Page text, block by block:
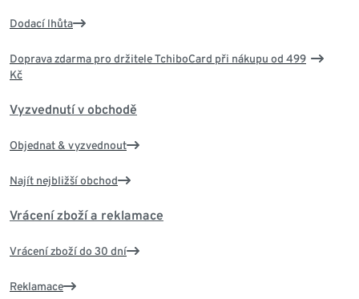
Dodací lhůta
Doprava zdarma pro držitele TchiboCard při nákupu od 499
Kč
Vyzvednutí v obchodě
Objednat & vyzvednout
Najít nejbližší obchod
Vrácení zboží a reklamace
Vrácení zboží do 30 dní
Reklamace